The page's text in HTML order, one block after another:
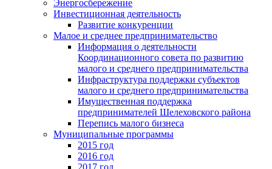
Энергосбережение
Инвестиционная деятельность
Развитие конкуренции
Малое и среднее предпринимательство
Информация о деятельности
Координационного совета по развитию
малого и среднего предпринимательства
Инфраструктура поддержки субъектов
малого и среднего предпринимательства
Имущественная поддержка
предпринимателей Шелеховского района
Перепись малого бизнеса
Муниципальные программы
2015 год
2016 год
2017 год